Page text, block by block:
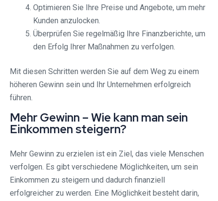
Optimieren Sie Ihre Preise und Angebote, um mehr
Kunden anzulocken.
Überprüfen Sie regelmäßig Ihre Finanzberichte, um
den Erfolg Ihrer Maßnahmen zu verfolgen.
Mit diesen Schritten werden Sie auf dem Weg zu einem
höheren Gewinn sein und Ihr Unternehmen erfolgreich
führen.
Mehr Gewinn – Wie kann man sein
Einkommen steigern?
Mehr Gewinn zu erzielen ist ein Ziel, das viele Menschen
verfolgen. Es gibt verschiedene Möglichkeiten, um sein
Einkommen zu steigern und dadurch finanziell
erfolgreicher zu werden. Eine Möglichkeit besteht darin,